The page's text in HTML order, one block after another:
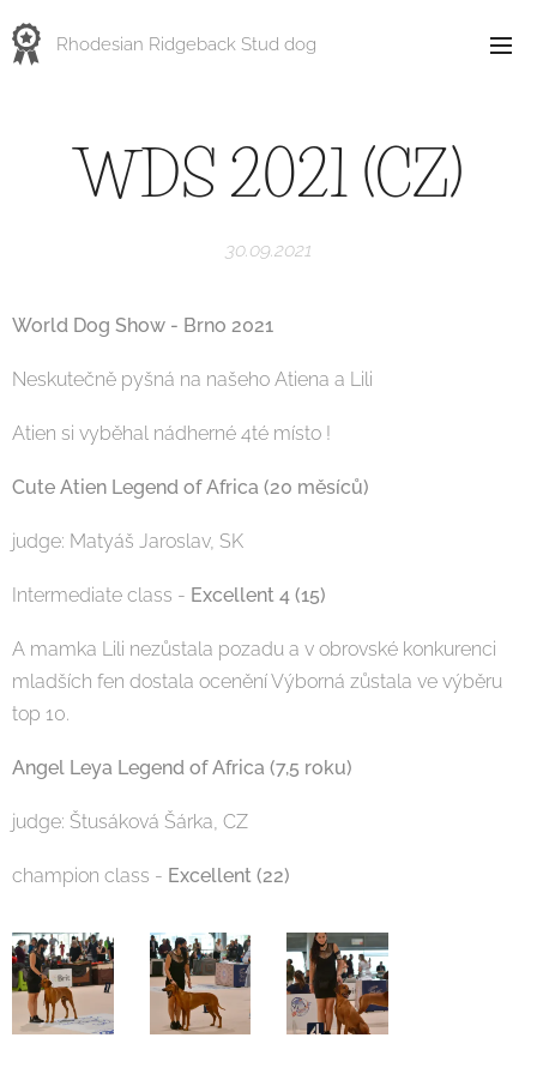
Rhodesian Ridgeback Stud dog
WDS 2021 (CZ)
30.09.2021
World Dog Show - Brno 2021
Neskutečně pyšná na našeho Atiena a Lili
Atien si vyběhal nádherné 4té místo !
Cute Atien Legend of Africa (20 měsíců)
judge: Matyáš Jaroslav, SK
Intermediate class - Excellent 4 (15)
A mamka Lili nezůstala pozadu a v obrovské konkurenci
mladších fen dostala ocenění Výborná zůstala ve výběru
top 10.
Angel Leya Legend of Africa (7,5 roku)
judge: Štusáková Šárka, CZ
champion class - Excellent (22)